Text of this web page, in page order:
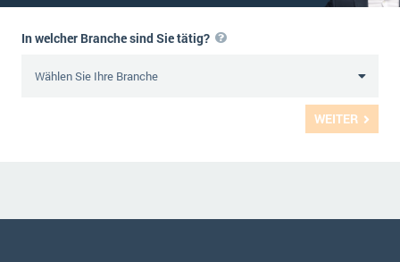
WEITER
In welcher Branche sind Sie tätig?